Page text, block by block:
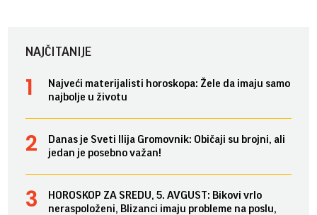
NAJČITANIJE
Najveći materijalisti horoskopa: Žele da imaju samo
najbolje u životu
Danas je Sveti Ilija Gromovnik: Običaji su brojni, ali
jedan je posebno važan!
HOROSKOP ZA SREDU, 5. AVGUST: Bikovi vrlo
neraspoloženi, Blizanci imaju probleme na poslu,